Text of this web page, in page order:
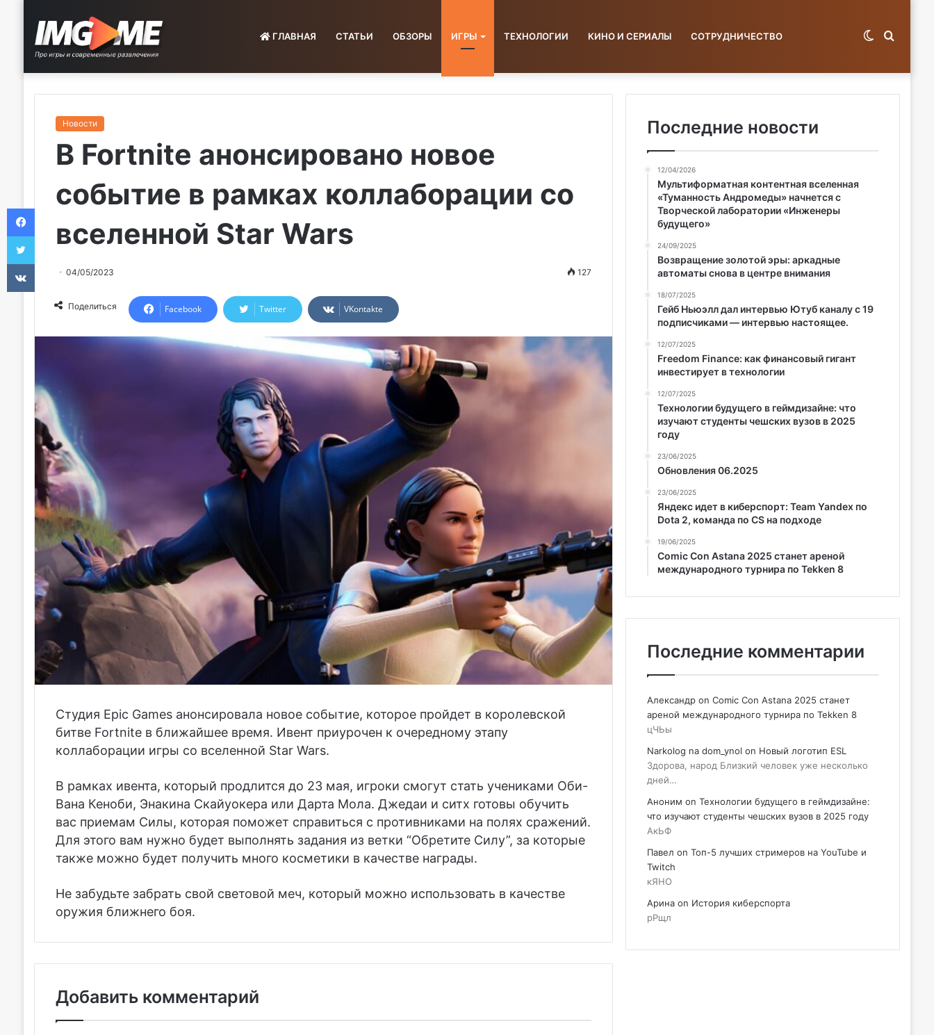
ГЛАВНАЯ СТАТЬИ ОБЗОРЫ ИГРЫ ТЕХНОЛОГИИ КИНО И СЕРИАЛЫ СОТРУДНИЧЕСТВО Switch
Новости
В Fortnite анонсировано новое
событие в рамках коллаборации со
вселенной Star Wars
04/05/2023 127
Поделиться Facebook Twitter VKontakte
Студия Epic Games анонсировала новое событие, которое пройдет в королевской
битве Fortnite в ближайшее время. Ивент приурочен к очередному этапу
коллаборации игры со вселенной Star Wars.
В рамках ивента, который продлится до 23 мая, игроки смогут стать учениками Оби-
Вана Кеноби, Энакина Скайуокера или Дарта Мола. Джедаи и ситх готовы обучить
вас приемам Силы, которая поможет справиться с противниками на полях сражений.
Для этого вам нужно будет выполнять задания из ветки “Обретите Силу”, за которые
также можно будет получить много косметики в качестве награды.
Не забудьте забрать свой световой меч, который можно использовать в качестве
оружия ближнего боя.
Добавить комментарий
Последние новости
12/04/2026
Мультиформатная контентная вселенная
«Туманность Андромеды» начнется с
Творческой лаборатории «Инженеры
будущего»
24/09/2025
Возвращение золотой эры: аркадные
автоматы снова в центре внимания
18/07/2025
Гейб Ньюэлл дал интервью Ютуб каналу с 19
подписчиками — интервью настоящее.
12/07/2025
Freedom Finance: как финансовый гигант
инвестирует в технологии
12/07/2025
Технологии будущего в геймдизайне: что
изучают студенты чешских вузов в 2025
году
23/06/2025
Обновления 06.2025
23/06/2025
Яндекс идет в киберспорт: Team Yandex по
Dota 2, команда по CS на подходе
19/06/2025
Comic Con Astana 2025 станет ареной
международного турнира по Tekken 8
Последние комментарии
Александр on Comic Con Astana 2025 станет
ареной международного турнира по Tekken 8
цЧЬы
Narkolog na dom_ynol on Новый логотип ESL
Здорова, народ Близкий человек уже несколько
дней…
Аноним on Технологии будущего в геймдизайне:
что изучают студенты чешских вузов в 2025 году
АкЬФ
Павел on Топ-5 лучших стримеров на YouTube и
Twitch
кЯНО
Арина on История киберспорта
рРщл
Facebook
Twitter